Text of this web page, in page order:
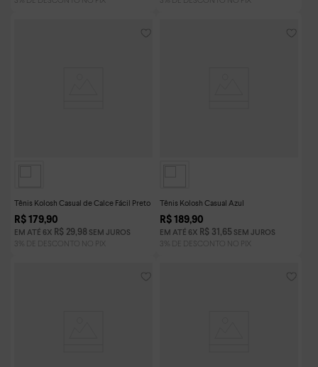
Tênis Kolosh Casual de Calce Fácil Preto
R$ 179,90
EM ATÉ 6X R$ 29,98 SEM JUROS
Tênis Kolosh Casual Azul
R$ 189,90
EM ATÉ 6X R$ 31 ,65 SEM JUROS